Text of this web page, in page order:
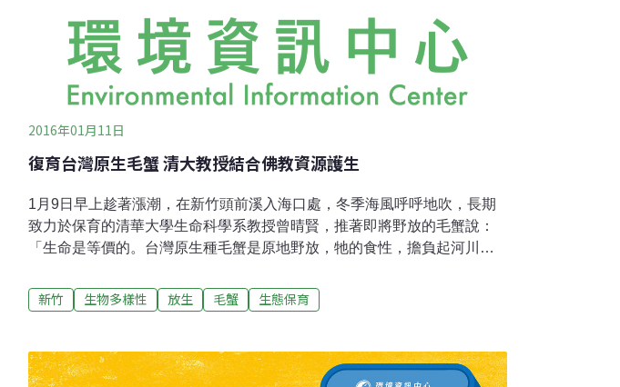
2016年01月11日
復育台灣原生毛蟹 清大教授結合佛教資源護生
1月9日早上趁著漲潮，在新竹頭前溪入海口處，冬季海風呼呼地吹，長期
致力於保育的清華大學生命科學系教授曾晴賢，推著即將野放的毛蟹說：
「生命是等價的。台灣原生種毛蟹是原地野放，牠的食性，擔負起河川清
義。」透過曾晴賢的引薦，並由佛教廣願福慧協會理事長釋見石法師率同
蓮友們出資，從捕蟹人手中買下這些台灣原生種毛蟹，在台灣毛蟹的繁殖
致力於生命資源保護，毛蟹復育與觀察記錄也是其中一項，他如數家珍講
起毛蟹的一生：「冬天是毛蟹降海產卵的季節，每年的7月毛蟹開始啟動生
新竹 生物多樣性 放生 毛蟹 生態保育